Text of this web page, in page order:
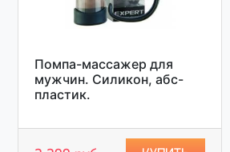
Помпа-массажер для
мужчин. Силикон, абс-
пластик.